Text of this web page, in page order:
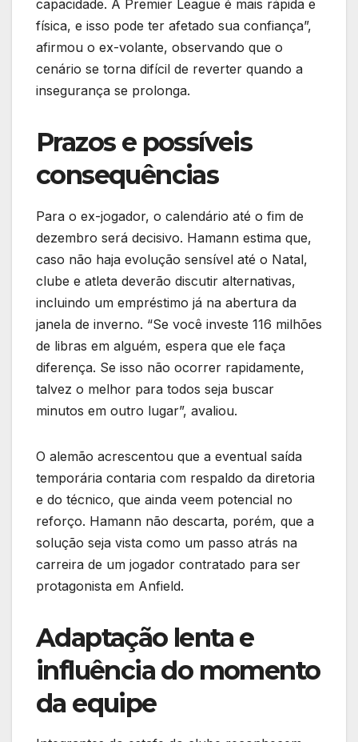
capacidade. A Premier League é mais rápida e
física, e isso pode ter afetado sua confiança”,
afirmou o ex-volante, observando que o
cenário se torna difícil de reverter quando a
insegurança se prolonga.
Prazos e possíveis
consequências
Para o ex-jogador, o calendário até o fim de
dezembro será decisivo. Hamann estima que,
caso não haja evolução sensível até o Natal,
clube e atleta deverão discutir alternativas,
incluindo um empréstimo já na abertura da
janela de inverno. “Se você investe 116 milhões
de libras em alguém, espera que ele faça
diferença. Se isso não ocorrer rapidamente,
talvez o melhor para todos seja buscar
minutos em outro lugar”, avaliou.
O alemão acrescentou que a eventual saída
temporária contaria com respaldo da diretoria
e do técnico, que ainda veem potencial no
reforço. Hamann não descarta, porém, que a
solução seja vista como um passo atrás na
carreira de um jogador contratado para ser
protagonista em Anfield.
Adaptação lenta e
influência do momento
da equipe